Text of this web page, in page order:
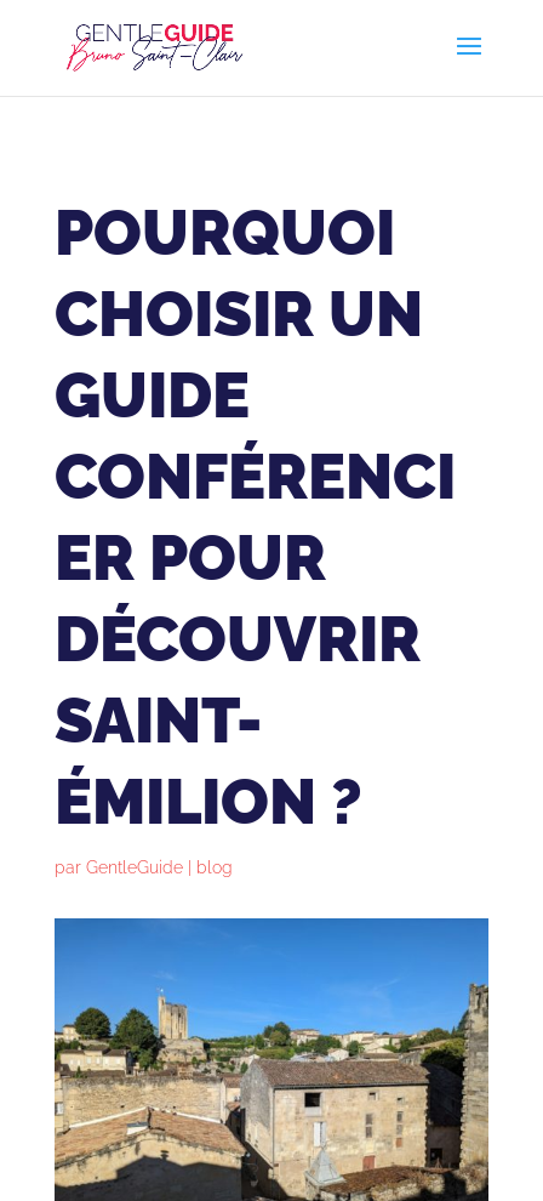
POURQUOI
CHOISIR UN
GUIDE
CONFÉRENCI
ER POUR
DÉCOUVRIR
SAINT-
ÉMILION ?
par GentleGuide| blog